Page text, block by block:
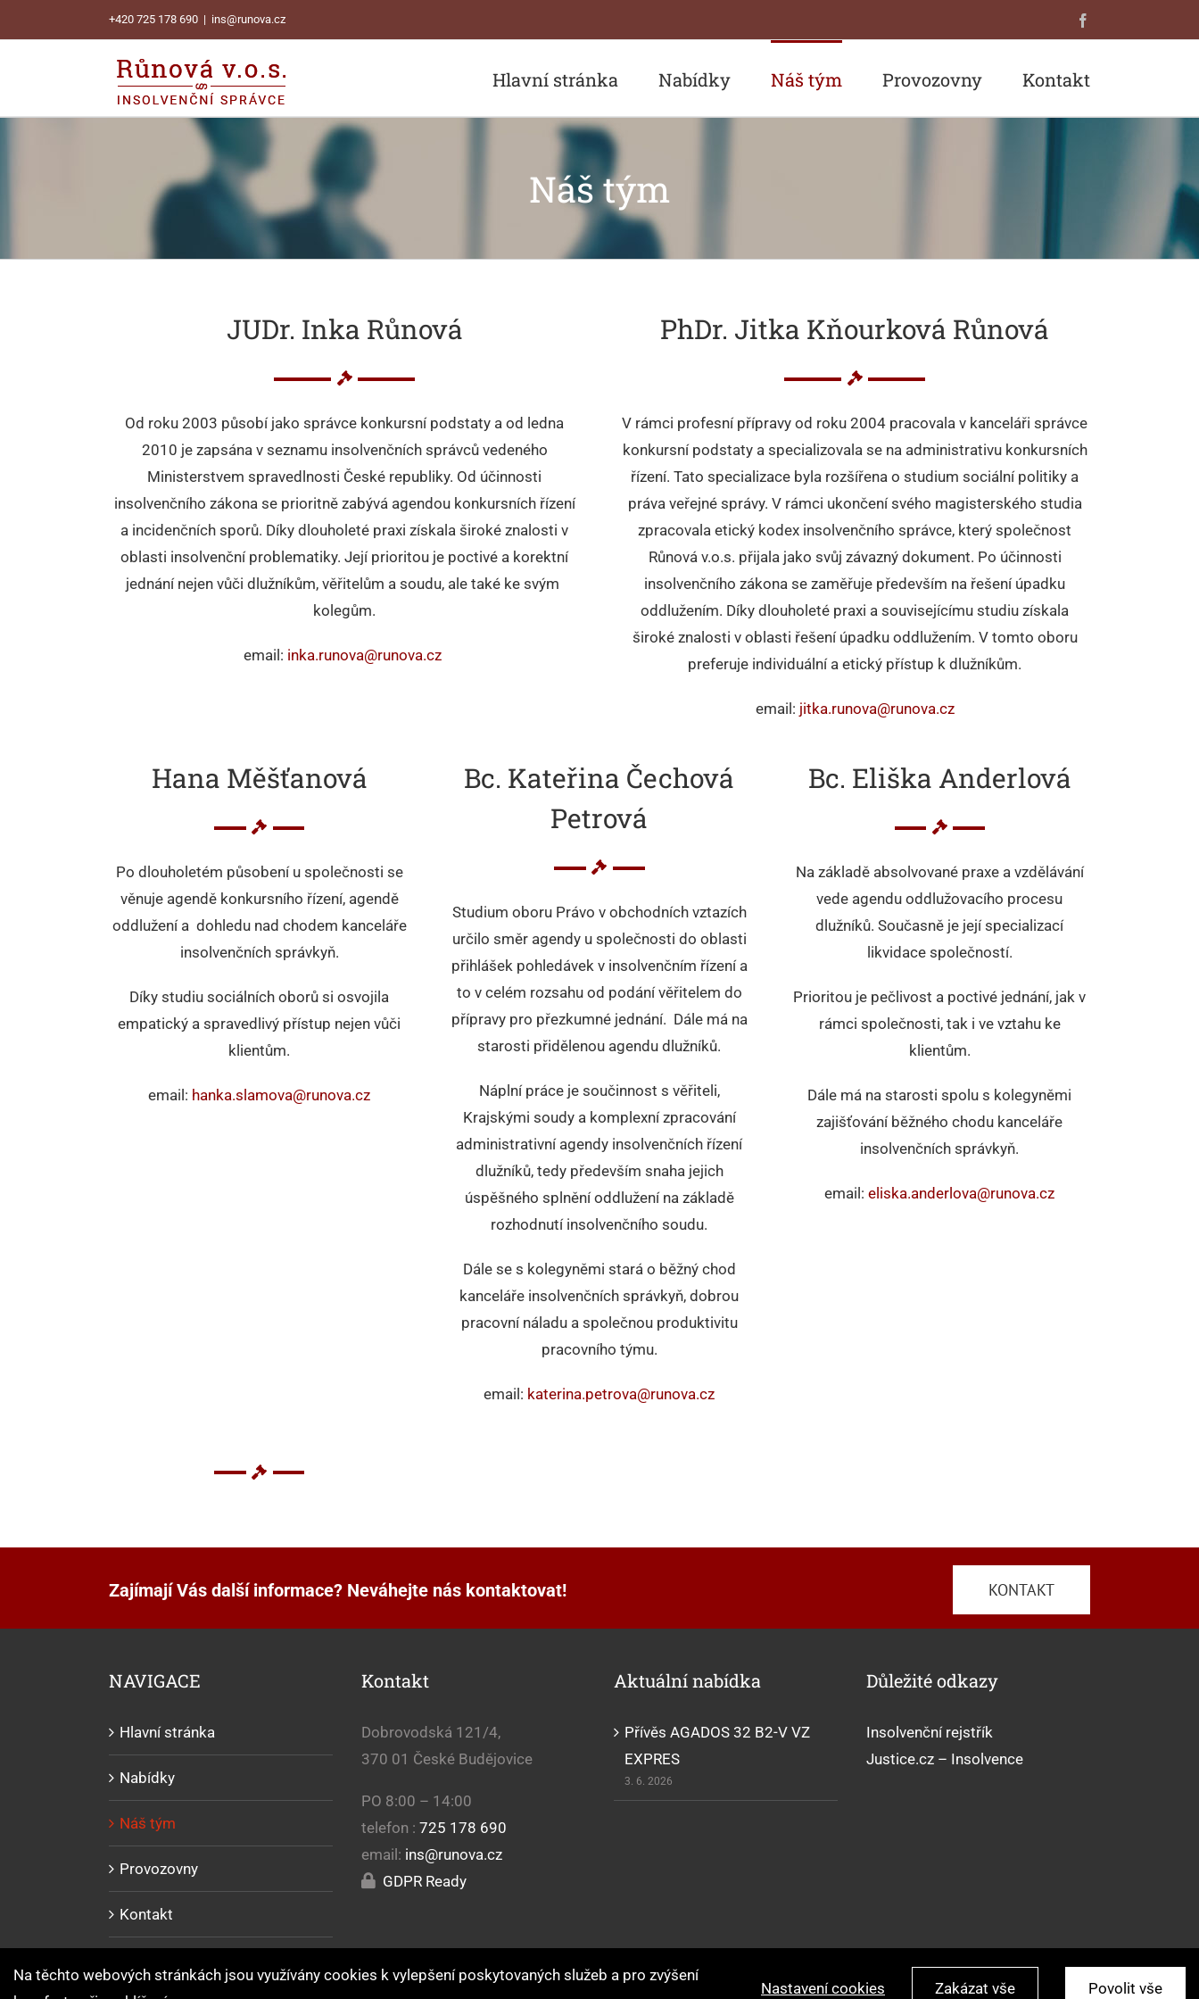
to
+420 725 178 690 | ins@runova.cz
Hlavní stránka Nabídky Náš tým Provozovny Kontakt
Náš tým
JUDr. Inka Růnová
Od roku 2003 působí jako správce konkursní podstaty a od ledna
2010 je zapsána v seznamu insolvenčních správců vedeného
Ministerstvem spravedlnosti České republiky. Od účinnosti
insolvenčního zákona se prioritně zabývá agendou konkursních řízení
a incidenčních sporů. Díky dlouholeté praxi získala široké znalosti v
oblasti insolvenční problematiky. Její prioritou je poctivé a korektní
jednání nejen vůči dlužníkům, věřitelům a soudu, ale také ke svým
kolegům.
email: inka.runova@runova.cz
PhDr. Jitka Kňourková Růnová
V rámci profesní přípravy od roku 2004 pracovala v kanceláři správce
konkursní podstaty a specializovala se na administrativu konkursních
řízení. Tato specializace byla rozšířena o studium sociální politiky a
práva veřejné správy. V rámci ukončení svého magisterského studia
zpracovala etický kodex insolvenčního správce, který společnost
Růnová v.o.s. přijala jako svůj závazný dokument. Po účinnosti
insolvenčního zákona se zaměřuje především na řešení úpadku
oddlužením. Díky dlouholeté praxi a souvisejícímu studiu získala
široké znalosti v oblasti řešení úpadku oddlužením. V tomto oboru
preferuje individuální a etický přístup k dlužníkům.
email: jitka.runova@runova.cz
Hana Měšťanová
Po dlouholetém působení u společnosti se
věnuje agendě konkursního řízení, agendě
oddlužení a dohledu nad chodem kanceláře
insolvenčních správkyň.
Díky studiu sociálních oborů si osvojila
empatický a spravedlivý přístup nejen vůči
klientům.
email: hanka.slamova@runova.cz
Bc. Kateřina Čechová
Petrová
Studium oboru Právo v obchodních vztazích
určilo směr agendy u společnosti do oblasti
přihlášek pohledávek v insolvenčním řízení a
to v celém rozsahu od podání věřitelem do
přípravy pro přezkumné jednání. Dále má na
starosti přidělenou agendu dlužníků.
Náplní práce je součinnost s věřiteli,
Krajskými soudy a komplexní zpracování
administrativní agendy insolvenčních řízení
dlužníků, tedy především snaha jejich
úspěšného splnění oddlužení na základě
rozhodnutí insolvenčního soudu.
Dále se s kolegyněmi stará o běžný chod
kanceláře insolvenčních správkyň, dobrou
pracovní náladu a společnou produktivitu
pracovního týmu.
email: katerina.petrova@runova.cz
Bc. Eliška Anderlová
Na základě absolvované praxe a vzdělávání
vede agendu oddlužovacího procesu
dlužníků. Současně je její specializací
likvidace společností.
Prioritou je pečlivost a poctivé jednání, jak v
rámci společnosti, tak i ve vztahu ke
klientům.
Dále má na starosti spolu s kolegyněmi
zajišťování běžného chodu kanceláře
insolvenčních správkyň.
email:eliska.anderlova@runova.cz
Zajímají Vás další informace? Neváhejte nás kontaktovat! KONTAKT
NAVIGACE
Hlavní stránka
Nabídky
Náš tým
Provozovny
Kontakt
Kontakt
Dobrovodská 121/4,
370 01 České Budějovice
PO 8:00 – 14:00
telefon : 725 178 690
email: ins@runova.cz
GDPR Ready
Aktuální nabídka
Přívěs AGADOS 32 B2-V VZ
EXPRES
3. 6. 2026
Důležité odkazy
Insolvenční rejstřík
Justice.cz – Insolvence
Na těchto webových stránkách jsou využívány cookies k vylepšení poskytovaných služeb a pro zvýšení
Nastavení cookies Zakázat vše Povolit vše